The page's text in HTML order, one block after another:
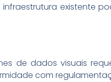
existente
de dados visuais
com